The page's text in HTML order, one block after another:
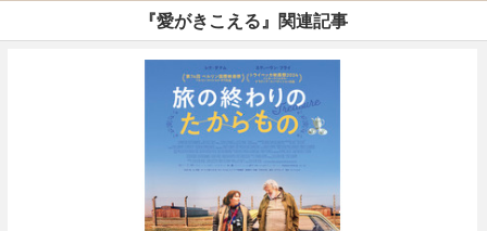
『愛がきこえる』関連記事